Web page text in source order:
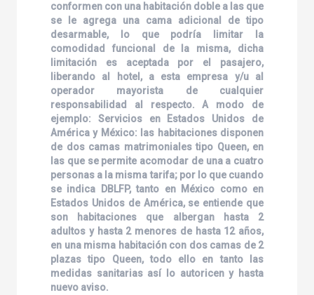
conformen con una habitación doble a las que
se le agrega una cama adicional de tipo
desarmable, lo que podría limitar la
comodidad funcional de la misma, dicha
limitación es aceptada por el pasajero,
liberando al hotel, a esta empresa y/u al
operador mayorista de cualquier
responsabilidad al respecto. A modo de
ejemplo: Servicios en Estados Unidos de
América y México: las habitaciones disponen
de dos camas matrimoniales tipo Queen, en
las que se permite acomodar de una a cuatro
personas a la misma tarifa; por lo que cuando
se indica DBLFP, tanto en México como en
Estados Unidos de América, se entiende que
son habitaciones que albergan hasta 2
adultos y hasta 2 menores de hasta 12 años,
en una misma habitación con dos camas de 2
plazas tipo Queen, todo ello en tanto las
medidas sanitarias así lo autoricen y hasta
nuevo aviso.